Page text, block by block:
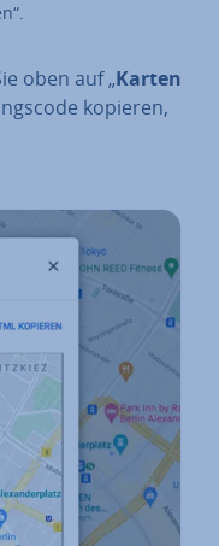
oben auf „Karten
kopieren,